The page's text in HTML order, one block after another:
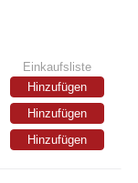
Einkaufsliste
Hinzufügen
Hinzufügen
Hinzufügen